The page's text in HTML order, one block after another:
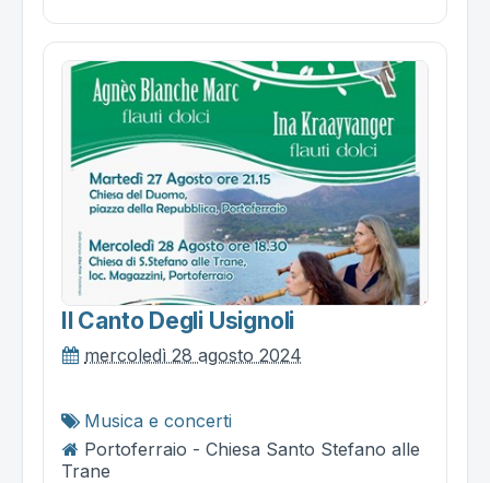
Il Canto Degli Usignoli
mercoledì 28 agosto 2024
Musica e concerti
Portoferraio - Chiesa Santo Stefano alle
Trane